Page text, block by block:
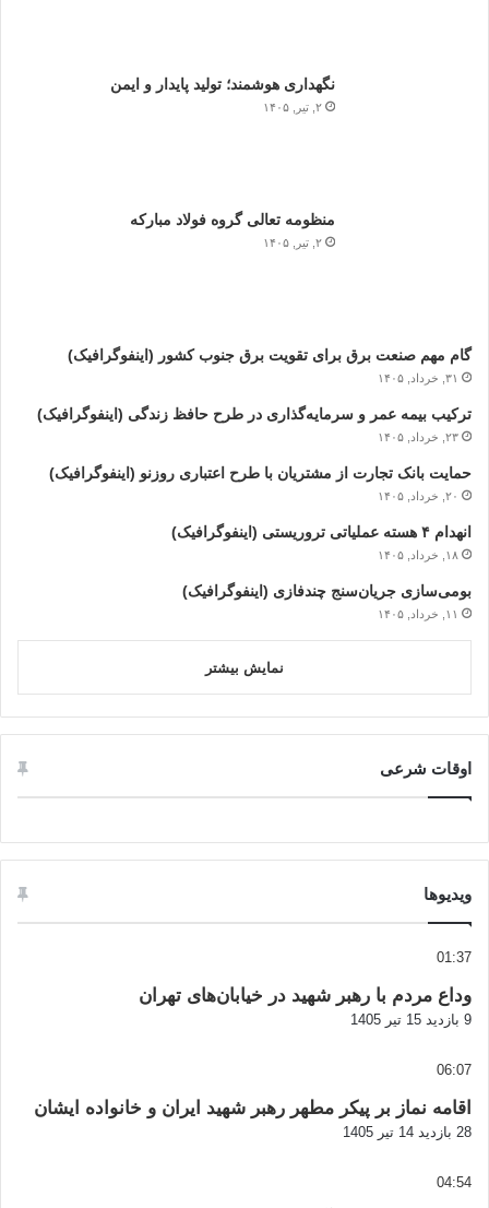
نگهداری هوشمند؛ تولید پایدار و ایمن
۲, تیر, ۱۴۰۵
منظومه تعالی گروه فولاد مبارکه
۲, تیر, ۱۴۰۵
گام مهم صنعت برق برای تقویت برق جنوب کشور (اینفوگرافیک)
۳۱, خرداد, ۱۴۰۵
ترکیب بیمه عمر و سرمایه‌گذاری در طرح حافظ زندگی (اینفوگرافیک)
۲۳, خرداد, ۱۴۰۵
حمایت بانک تجارت از مشتریان با طرح اعتباری روزنو (اینفوگرافیک)
۲۰, خرداد, ۱۴۰۵
انهدام ۴ هسته عملیاتی تروریستی (اینفوگرافیک)
۱۸, خرداد, ۱۴۰۵
بومی‌سازی جریان‌سنج چندفازی (اینفوگرافیک)
۱۱, خرداد, ۱۴۰۵
نمایش بیشتر
اوقات شرعی
ویدیوها
01:37
وداع مردم با رهبر شهید در خیابان‌های تهران
9 بازدید 15 تیر 1405
06:07
اقامه نماز بر پیکر مطهر رهبر شهید ایران و خانواده ایشان
28 بازدید 14 تیر 1405
04:54